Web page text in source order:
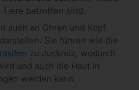
betroffen sind.
auch an Ohren und Kopf
Sie führen wie die
zu Juckreiz, wodurch
und auch die Haut in
werden kann.